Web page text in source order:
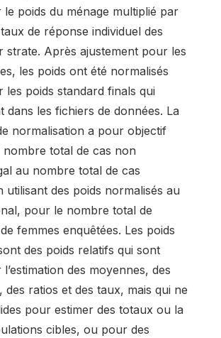
poids du ménage multiplié par
de réponse individuel des
strate. Après ajustement pour les
les poids ont été normalisés
les poids standard finals qui
dans les fichiers de données. La
normalisation a pour objectif
nombre total de cas non
au nombre total de cas
utilisant des poids normalisés au
pour le nombre total de
femmes enquêtées. Les poids
des poids relatifs qui sont
des moyennes, des
ratios et des taux, mais qui ne
pour estimer des totaux ou la
cibles, ou pour des